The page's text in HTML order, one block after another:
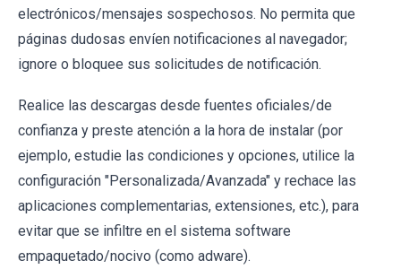
electrónicos/mensajes sospechosos. No permita que
páginas dudosas envíen notificaciones al navegador;
ignore o bloquee sus solicitudes de notificación.
Realice las descargas desde fuentes oficiales/de
confianza y preste atención a la hora de instalar (por
ejemplo, estudie las condiciones y opciones, utilice la
configuración "Personalizada/Avanzada" y rechace las
aplicaciones complementarias, extensiones, etc.), para
evitar que se infiltre en el sistema software
empaquetado/nocivo (como adware).